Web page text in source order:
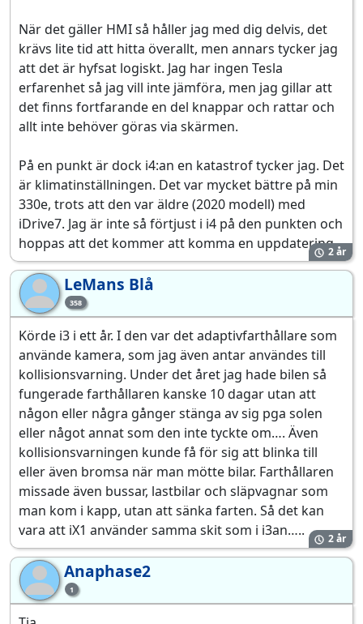
När det gäller HMI så håller jag med dig delvis, det
krävs lite tid att hitta överallt, men annars tycker jag
att det är hyfsat logiskt. Jag har ingen Tesla
erfarenhet så jag vill inte jämföra, men jag gillar att
det finns fortfarande en del knappar och rattar och
allt inte behöver göras via skärmen.
På en punkt är dock i4:an en katastrof tycker jag. Det
är klimatinställningen. Det var mycket bättre på min
330e, trots att den var äldre (2020 modell) med
iDrive7. Jag är inte så förtjust i i4 på den punkten och
hoppas att det kommer att komma en uppdatering.2 år
Le 358
LeMans Blå
Körde i3 i ett år. I den var det adaptivfarthållare som
använde kamera, som jag även antar användes till
kollisionsvarning. Under det året jag hade bilen så
fungerade farthållaren kanske 10 dagar utan att
någon eller några gånger stänga av sig pga solen
eller något annat som den inte tyckte om…. Även
kollisionsvarningen kunde få för sig att blinka till
eller även bromsa när man mötte bilar. Farthållaren
missade även bussar, lastbilar och släpvagnar som
man kom i kapp, utan att sänka farten. Så det kan
vara att iX1 använder samma skit som i i3an…..
2 år
An 1
Anaphase2